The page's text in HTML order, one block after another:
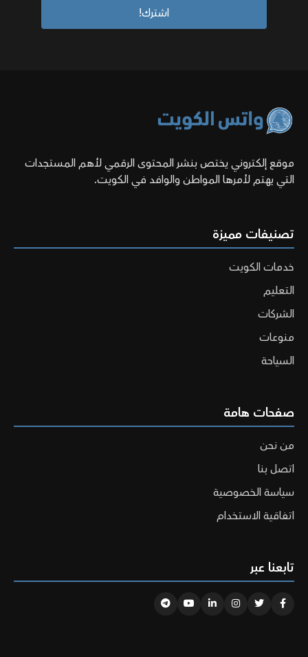
موقع إلكتروني يختص بنشر المحتوى الرقمي لأهم المستجدات
التي يهتم لأمرها المواطن والوافد في الكويت.
تصنيفات مميزة
خدمات الكويت
التعليم
الشركات
منوعات
السياحة
صفحات هامة
من نحن
اتصل بنا
سياسة الخصوصية
اتفاقية الاستخدام
تابعنا عبر
Facebook
Twitter
Instagram
Linkedin
Youtube
Telegram